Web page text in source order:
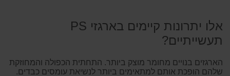
אלו יתרונות קיימים בארגזי PS
תעשייתיים?
הארגזים בנויים מחומר מוצק ביותר. התחתית הכפולה והמחוזקת
שלהם הופכת אותם למתאימים ביותר לנשיאת עומסים כבדים.